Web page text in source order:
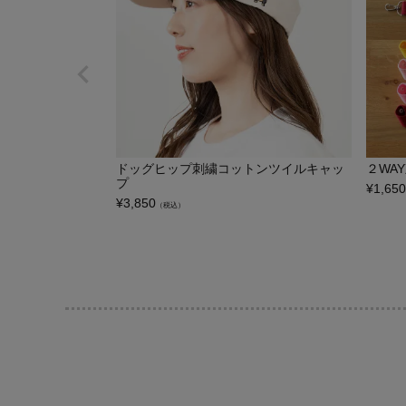
ドッグヒップ刺繍コットンツイルキャッ
プ
¥3,850 （税込）
２
¥1,650